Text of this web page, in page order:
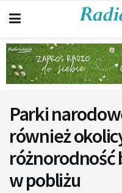
Parki
również
różnorodność
w pobliżu